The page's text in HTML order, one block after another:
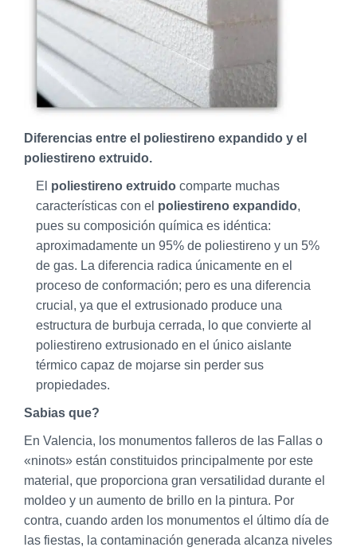
Diferencias entre el poliestireno expandido y el
poliestireno extruido.
El poliestireno extruido comparte muchas
características con el poliestireno expandido,
pues su composición química es idéntica:
aproximadamente un 95% de poliestireno y un 5%
de gas. La diferencia radica únicamente en el
proceso de conformación; pero es una diferencia
crucial, ya que el extrusionado produce una
estructura de burbuja cerrada, lo que convierte al
poliestireno extrusionado en el único aislante
térmico capaz de mojarse sin perder sus
propiedades.
Sabias que?
En Valencia, los monumentos falleros de las Fallas o
«ninots» están constituidos principalmente por este
material, que proporciona gran versatilidad durante el
moldeo y un aumento de brillo en la pintura. Por
contra, cuando arden los monumentos el último día de
las fiestas, la contaminación generada alcanza niveles